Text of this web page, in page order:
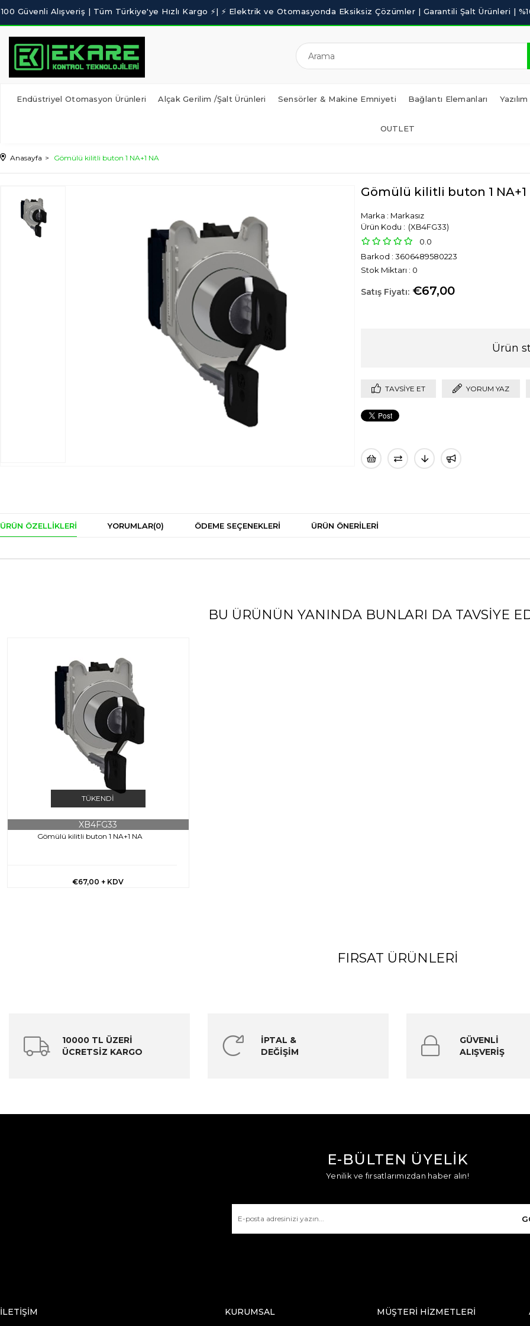
Endüstriyel Otomasyon Ürünleri Alçak Gerilim /Şalt Ürünleri Sensörler & Makine Emniyeti Bağlantı Elemanları
OUTLET
Anasayfa Gömülü kilitli buton 1 NA+1 NA
Gömülü kilitli buton 1 NA+1
Marka : Markasız
(XB4FG33)
0.0
Barkod : 3606489580223
Stok Miktarı : 0
€67,00
Ürün
TAVSIYE ET YORUM YAZ
ÜRÜN ÖZELLIKLERI YORUMLAR(0) ÖDEME SEÇENEKLERI ÜRÜN ÖNERILERI
BU ÜRÜNÜN YANINDA BUNLARI DA TAVSIYE
TÜKENDI
Gömülü kilitli buton 1 NA+1 NA
XB4FG33
€67,00+ KDV
FIRSAT ÜRÜNLERI
10000 TL ÜZERİ
ÜCRETSİZ KARGO
İPTAL &
DEĞİŞİM
GÜVENLİ
ALIŞVERİŞ
E-BÜLTEN ÜYELİK
Yenilik ve fırsatlarımızdan haber alın!
İLETİŞİM KURUMSAL MÜŞTERİ HİZMETLERİ